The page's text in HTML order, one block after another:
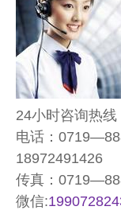
24小时咨询热线
电话：
18972491426
传真：
微信:1